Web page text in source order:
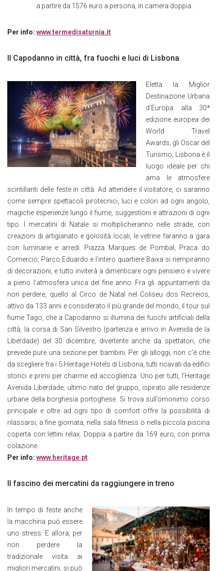
a partire da 1576 euro a persona, in camera doppia.
Per info: www.termedisaturnia.it
Il Capodanno in città, fra fuochi e luci di Lisbona
Eletta la Miglior
Destinazione Urbana
d’Europa alla 30ª
edizione europea dei
World Travel
Awards, gli Oscar del
Turismo, Lisbona è il
luogo ideale per chi
ama le atmosfere
scintillanti delle feste in città. Ad attendere il visitatore, ci saranno
come sempre spettacoli pirotecnici, luci e colori ad ogni angolo,
magiche esperienze lungo il fiume, suggestioni e attrazioni di ogni
tipo. I mercatini di Natale si moltiplicheranno nelle strade, con
creazioni di artigianato e golosità locali, le vetrine faranno a gara
con luminarie e arredi. Piazza Marques de Pombal, Praca do
Comercio, Parco Eduardo e l’intero quartiere Baixa si riempiranno
di decorazioni, e tutto inviterà a dimenticare ogni pensiero e vivere
a pieno l’atmosfera unica del fine anno. Fra gli appuntamenti da
non perdere, quello al Circo de Natal nel Coliseu dos Recreios,
attivo da 133 anni e considerato il più grande del mondo, il tour sul
fiume Tago, che a Capodanno si illumina dei fuochi artificiali della
città, la corsa di San Silvestro (partenza e arrivo in Avenida de la
Liberdade) del 30 dicembre, divertente anche da spettatori, che
prevede pure una sezione per bambini. Per gli alloggi, non c’è che
da scegliere fra i 5 Heritage Hotels di Lisbona, tutti ricavati da edifici
storici e primi per charme ed accoglienza. Uno per tutti, l’Heritage
Avenida Liberdade, ultimo nato del gruppo, ispirato alle residenze
urbane della borghesia portoghese. Si trova sull’omonimo corso
principale e oltre ad ogni tipo di comfort offre la possibilità di
rilassarsi, a fine giornata, nella sala fitness o nella piccola piscina
coperta con lettini relax. Doppia a partire da 169 euro, con prima
colazione.
Per info: www.heritage.pt
Il fascino dei mercatini da raggiungere in treno
In tempo di feste anche
la macchina può essere
uno stress. E allora, per
non perdere la
tradizionale visita ai
migliori mercatini, si può